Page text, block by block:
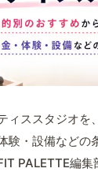
ィススタジオを
験・設備などの
PALETTE編